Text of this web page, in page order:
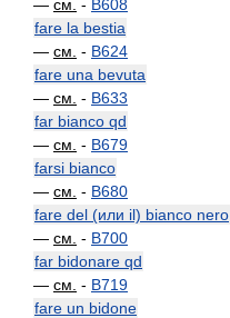
— см. - B608
fare la bestia
— см. - B624
fare una bevuta
— см. - B633
far bianco qd
— см. - B679
farsi bianco
— см. - B680
fare del (или il) bianco nero
— см. - B700
far bidonare qd
— см. - B719
fare un bidone